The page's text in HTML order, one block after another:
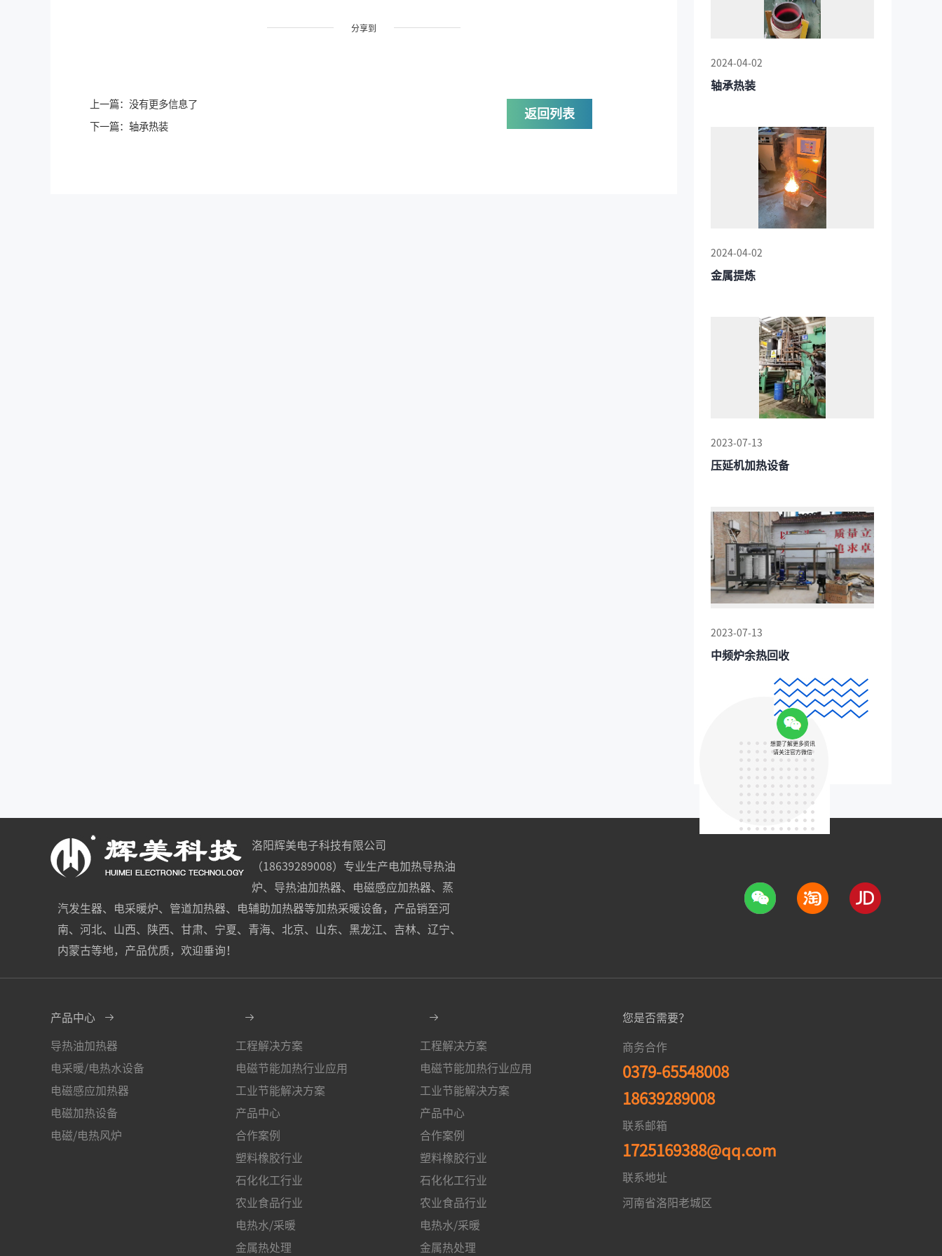
分享到
上一篇：没有更多信息了
下一篇：轴承热装
返回列表
2024-04-02
轴承热装
2024-04-02
金属提炼
2023-07-13
压延机加热设备
2023-07-13
中频炉余热回收
想要了解更多资讯
请关注官方微信
洛阳辉美电子科技有限公司
（18639289008）专业生产电加热导热油
炉、导热油加热器、电磁感应加热器、蒸
汽发生器、电采暖炉、管道加热器、电辅助加热器等加热采暖设备，产品销至河
南、河北、山西、陕西、甘肃、宁夏、青海、北京、山东、黑龙江、吉林、辽宁、
内蒙古等地，产品优质，欢迎垂询！
产品中心
导热油加热器
电采暖/电热水设备
电磁感应加热器
电磁加热设备
电磁/电热风炉
工程解决方案
电磁节能加热行业应用
工业节能解决方案
产品中心
合作案例
塑料橡胶行业
石化化工行业
农业食品行业
电热水/采暖
金属热处理
工程解决方案
电磁节能加热行业应用
工业节能解决方案
产品中心
合作案例
塑料橡胶行业
石化化工行业
农业食品行业
电热水/采暖
金属热处理
您是否需要？
商务合作
0379-65548008
18639289008
联系邮箱
1725169388@qq.com
联系地址
河南省洛阳老城区